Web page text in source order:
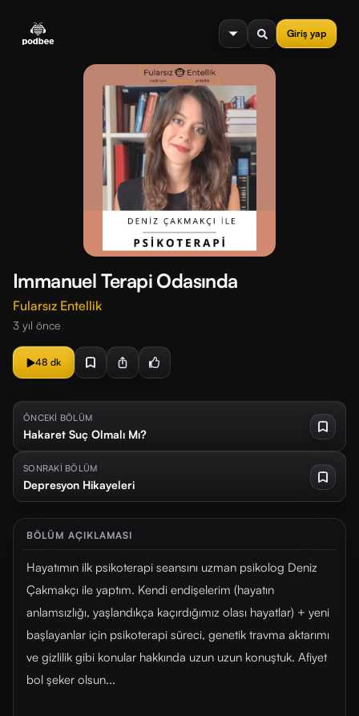
Giriş yap
menu
Immanuel Terapi Odasında
Fularsız Entellik
3 yıl önce
48 dk
ÖNCEKİ BÖLÜM
Hakaret Suç Olmalı Mı?
SONRAKİ BÖLÜM
Depresyon Hikayeleri
BÖLÜM AÇIKLAMASI
Hayatımın ilk psikoterapi seansını uzman psikolog Deniz
Çakmakçı ile yaptım. Kendi endişelerim (hayatın
anlamsızlığı, yaşlandıkça kaçırdığımız olası hayatlar) + yeni
başlayanlar için psikoterapi süreci, genetik travma aktarımı
ve gizlilik gibi konular hakkında uzun uzun konuştuk. Afiyet
bol şeker olsun...